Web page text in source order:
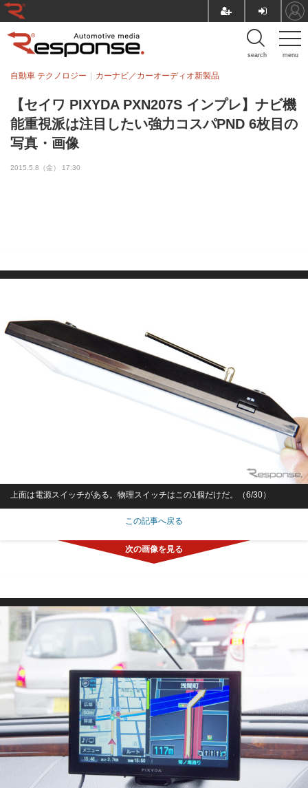
menu
search
【セイワ PIXYDA PXN207S インプレ】ナビ機
能重視派は注目したい強力コスパPND 6枚目の
写真・画像
自動車 テクノロジー カーナビ／カーオーディオ新製品
2015.5.8（金） 17:30
上面は電源スイッチがある。物理スイッチはこの1個だけだ。（6/30）
この記事へ戻る